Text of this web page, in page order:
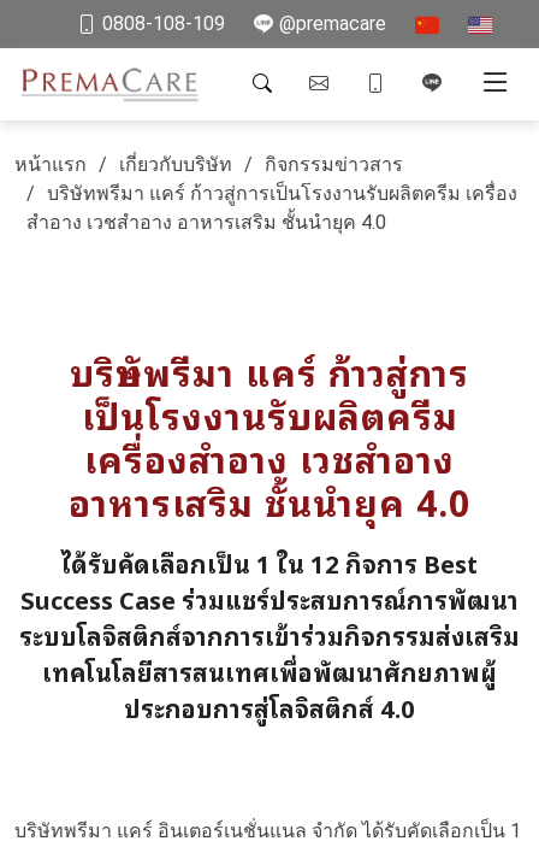
0808-108-109 @premacare
หน้าแรก เกี่ยวกับบริษัท
กิจกรรมข่าวสาร
บริษัทพรีมา แคร์ ก้าวสู่การเป็นโรงงานรับผลิตครีม เครื่อง
สำอาง เวชสำอาง อาหารเสริม ชั้นนำยุค 4.0
บริษัทพรีมา แคร์ ก้าวสู่การ
เป็นโรงงานรับผลิตครีม
เครื่องสำอาง เวชสำอาง
อาหารเสริม ชั้นนำยุค 4.0
ได้รับคัดเลือกเป็น 1 ใน 12 กิจการ Best
Success Case ร่วมแชร์ประสบการณ์การพัฒนา
ระบบโลจิสติกส์จากการเข้าร่วมกิจกรรมส่งเสริม
เทคโนโลยีสารสนเทศเพื่อพัฒนาศักยภาพผู้
ประกอบการสู่โลจิสติกส์ 4.0
บริษัทพรีมา แคร์ อินเตอร์เนชั่นแนล จำกัด ได้รับคัดเลือกเป็น 1